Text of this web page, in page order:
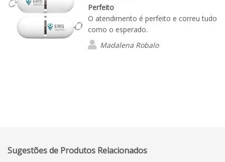
Perfeito
O atendimento é perfeito e correu tudo
como o esperado.
Madalena Robalo
Sugestões de Produtos Relacionados